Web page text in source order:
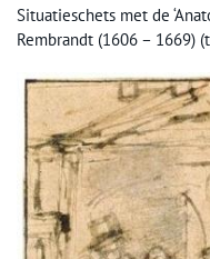
Situatieschets met de
Rembrandt (1606 – 1669)